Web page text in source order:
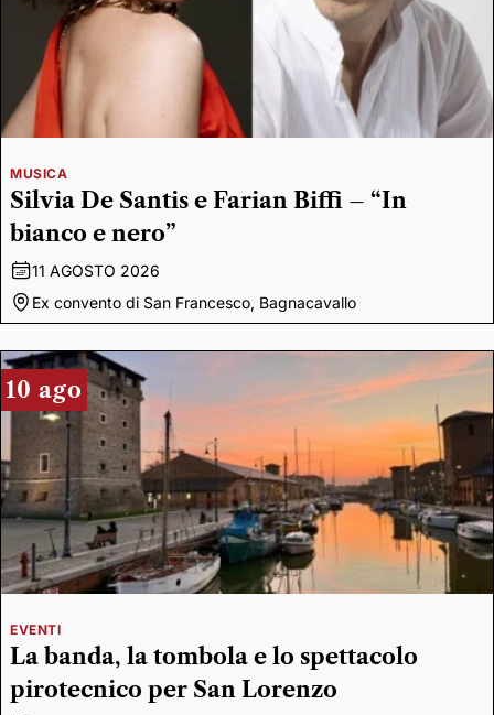
MUSICA
Silvia De Santis e Farian Biffi – “In
bianco e nero”
11 AGOSTO 2026
Ex convento di San Francesco, Bagnacavallo
10 ago
EVENTI
La banda, la tombola e lo spettacolo
pirotecnico per San Lorenzo